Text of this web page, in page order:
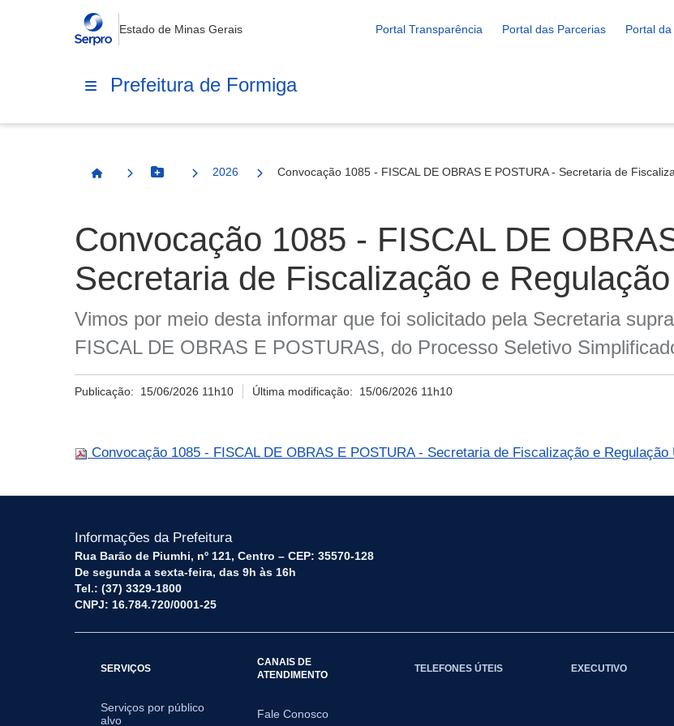
Estado de Minas Gerais Portal Transparência Portal das Parcerias Portal
Prefeitura de Formiga
Página InicialBotão Menu
2026 Convocação 1085 - FISCAL DE OBRAS E POSTURA - Secretaria de
Convocação 1085 - FISCAL DE
Secretaria de Fiscalização e
Vimos por meio desta informar que foi solicitado pela Secretaria
FISCAL DE OBRAS E POSTURAS, do Processo Seletivo
Publicação: 15/06/2026 11h10 Última modificação: 15/06/2026 11h10
Convocação 1085 - FISCAL DE OBRAS E POSTURA - Secretaria de Fiscalização e Regulação
Informações da Prefeitura
Rua Barão de Piumhi, nº 121, Centro – CEP: 35570-128
De segunda a sexta-feira, das 9h às 16h
Tel.: (37) 3329-1800
CNPJ: 16.784.720/0001-25
SERVIÇOS
Serviços por público
alvo
CANAIS DE
ATENDIMENTO
Fale Conosco
TELEFONES ÚTEIS EXECUTIVO